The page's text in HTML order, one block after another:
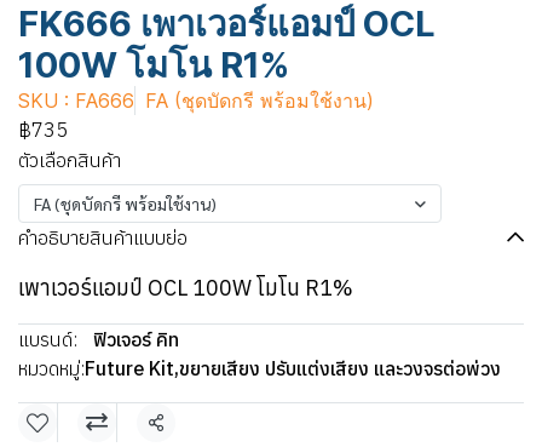
FK666 เพาเวอร์แอมป์ OCL
100W โมโน R1%
SKU : FA666 FA (ชุดบัดกรี พร้อมใช้งาน)
฿735
ตัวเลือกสินค้า
FA (ชุดบัดกรี พร้อมใช้งาน)
คำอธิบายสินค้าแบบย่อ
เพาเวอร์แอมป์ OCL 100W โมโน R1%
แบรนด์:
ฟิวเจอร์ คิท
หมวดหมู่:Future Kit,ขยายเสียง ปรับแต่งเสียง และวงจรต่อพ่วง
แชร์